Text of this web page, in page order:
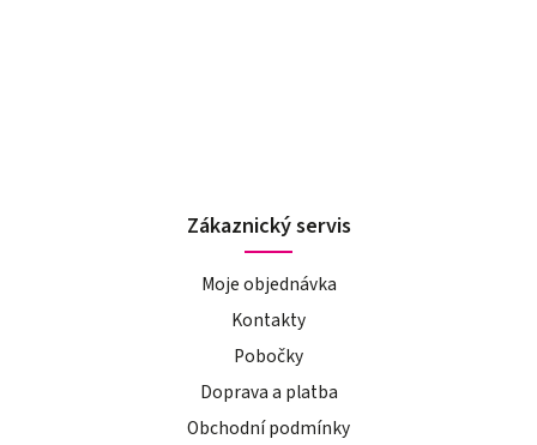
Zákaznický servis
Moje objednávka
Kontakty
Pobočky
Doprava a platba
Obchodní podmínky